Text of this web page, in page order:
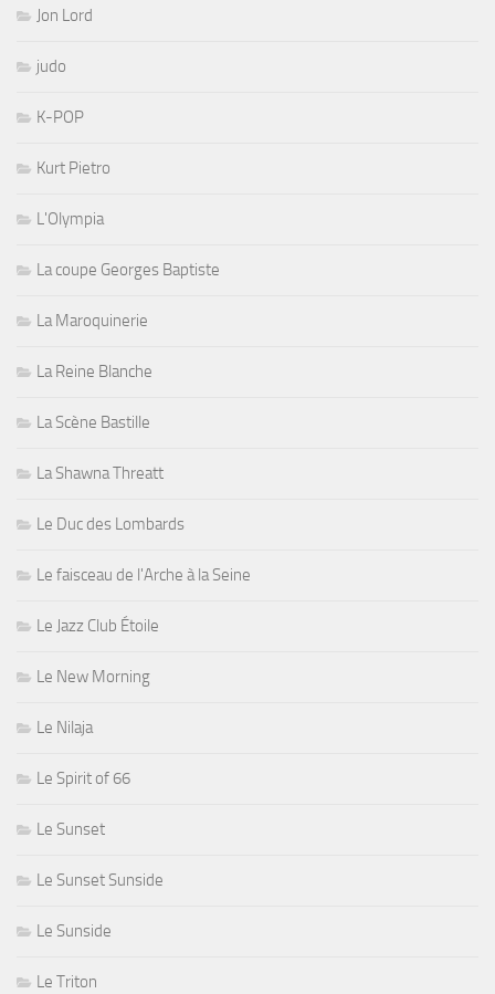
Jon Lord
judo
K-POP
Kurt Pietro
L'Olympia
La coupe Georges Baptiste
La Maroquinerie
La Reine Blanche
La Scène Bastille
La Shawna Threatt
Le Duc des Lombards
Le faisceau de l'Arche à la Seine
Le Jazz Club Étoile
Le New Morning
Le Nilaja
Le Spirit of 66
Le Sunset
Le Sunset Sunside
Le Sunside
Le Triton